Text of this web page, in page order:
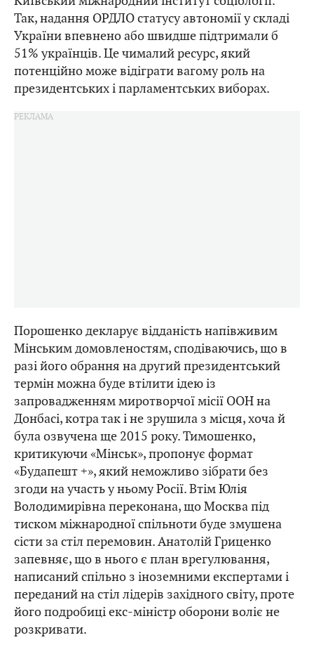
Так, надання ОРДЛО статусу автономії у складі
України впевнено або швидше підтримали б
51% українців. Це чималий ресурс, який
потенційно може відіграти вагому роль на
президентських і парламентських виборах.
Порошенко декларує відданість напівживим
Мінським домовленостям, сподіваючись, що в
разі його обрання на другий президентський
термін можна буде втілити ідею із
запровадженням миротворчої місії ООН на
Донбасі, котра так і не зрушила з місця, хоча й
була озвучена ще 2015 року. Тимошенко,
критикуючи «Мінськ», пропонує формат
«Будапешт +», який неможливо зібрати без
згоди на участь у ньому Росії. Втім Юлія
Володимирівна переконана, що Москва під
тиском міжнародної спільноти буде змушена
сісти за стіл перемовин. Анатолій Гриценко
запевняє, що в нього є план врегулювання,
написаний спільно з іноземними експертами і
переданий на стіл лідерів західного світу, проте
його подробиці екс-міністр оборони воліє не
розкривати.